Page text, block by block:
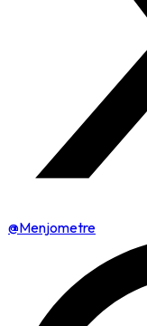
@Menjometre